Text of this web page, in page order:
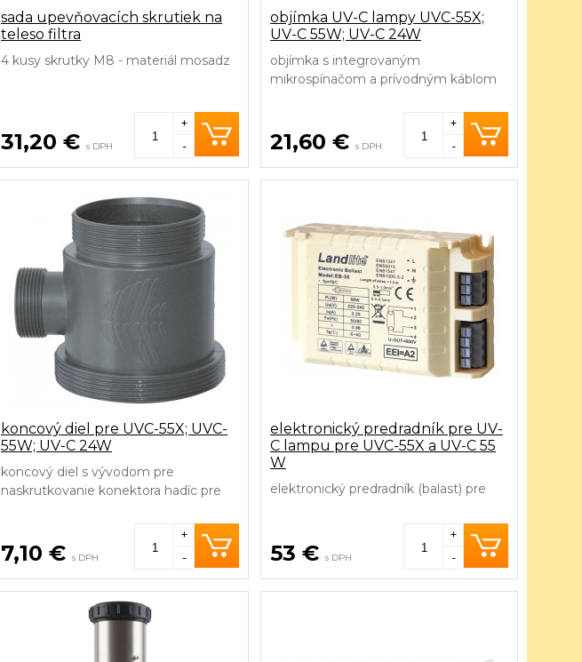
sada upevňovacích skrutiek na
teleso filtra
4 kusy skrutky M8 - materiál mosadz
31,20 € s DPH
+
-
objímka UV-C lampy UVC-55X;
UV-C 55W; UV-C 24W
objímka s integrovaným
mikrospínačom a prívodným káblom
21,60 € s DPH
+
-
koncový diel pre UVC-55X; UVC-
55W; UV-C 24W
koncový diel s vývodom pre
naskrutkovanie konektora hadíc pre
7,10 € s DPH
+
-
elektronický predradník pre UV-
C lampu pre UVC-55X a UV-C 55
W
elektronický predradník (balast) pre
53 € s DPH
+
-